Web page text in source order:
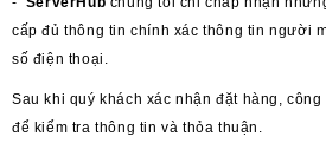
cấp đủ thông tin chính xác thông tin người
số điện thoại.
Sau khi quý khách xác nhận đặt hàng,
để kiểm tra thông tin và thỏa thuận.